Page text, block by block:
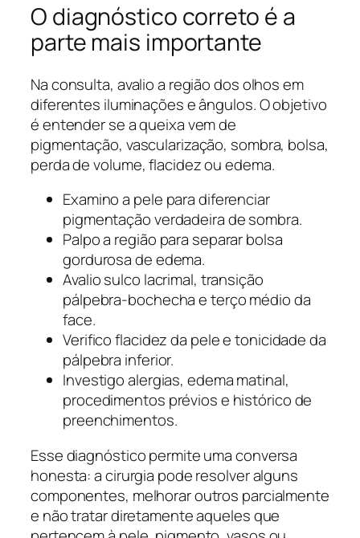
O diagnóstico correto é a
parte mais importante
Na consulta, avalio a região dos olhos em
diferentes iluminações e ângulos. O objetivo
é entender se a queixa vem de
pigmentação, vascularização, sombra, bolsa,
perda de volume, flacidez ou edema.
Examino a pele para diferenciar
pigmentação verdadeira de sombra.
Palpo a região para separar bolsa
gordurosa de edema.
Avalio sulco lacrimal, transição
pálpebra-bochecha e terço médio da
face.
Verifico flacidez da pele e tonicidade da
pálpebra inferior.
Investigo alergias, edema matinal,
procedimentos prévios e histórico de
preenchimentos.
Esse diagnóstico permite uma conversa
honesta: a cirurgia pode resolver alguns
componentes, melhorar outros parcialmente
e não tratar diretamente aqueles que